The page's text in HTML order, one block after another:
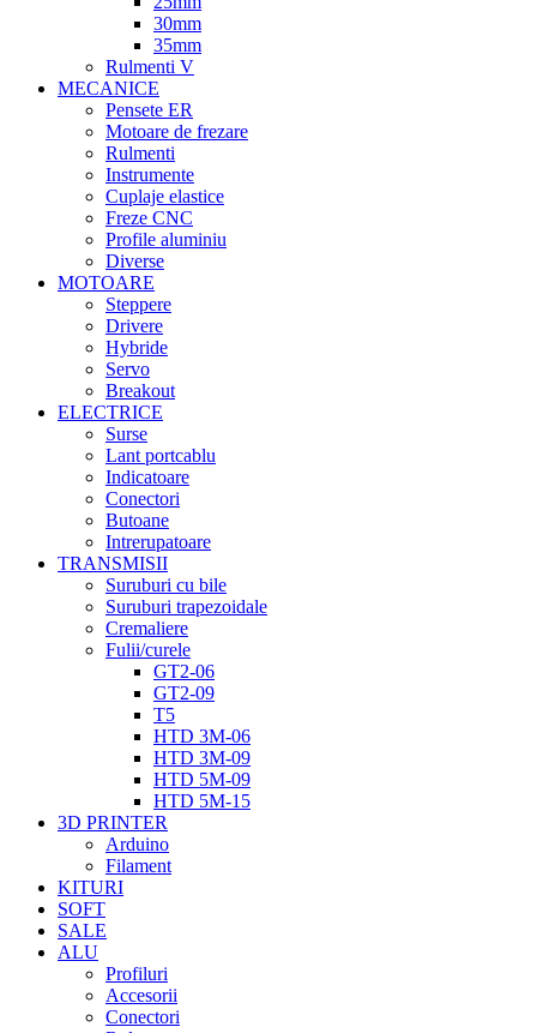
30mm
35mm
Rulmenti V
MECANICE
Pensete ER
Motoare de frezare
Rulmenti
Instrumente
Cuplaje elastice
Freze CNC
Profile aluminiu
Diverse
MOTOARE
Steppere
Drivere
Hybride
Servo
Breakout
ELECTRICE
Surse
Lant portcablu
Indicatoare
Conectori
Butoane
Intrerupatoare
TRANSMISII
Suruburi cu bile
Suruburi trapezoidale
Cremaliere
Fulii/curele
GT2-06
GT2-09
T5
HTD 3M-06
HTD 3M-09
HTD 5M-09
HTD 5M-15
3D PRINTER
Arduino
Filament
KITURI
SOFT
SALE
ALU
Profiluri
Accesorii
Conectori